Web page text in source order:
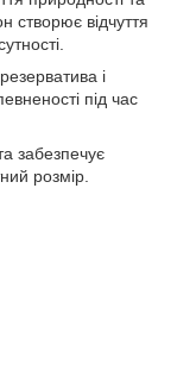
створює відчуття
і
під час
забезпечує
розмір.